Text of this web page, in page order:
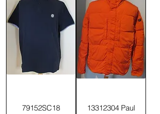
79152SC18
13312304 Paul